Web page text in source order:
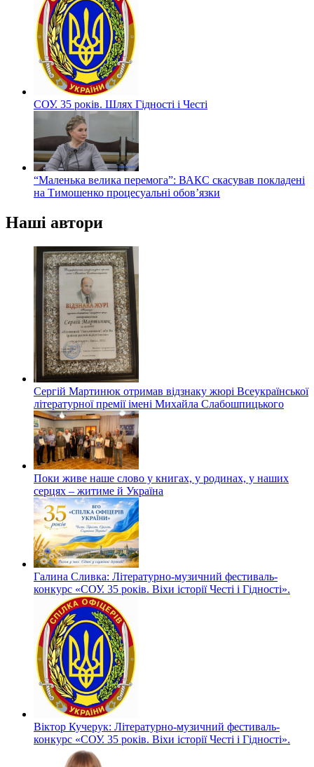
СОУ. 35 років. Шлях Гідності і Честі
“Маленька велика перемога”: ВАКС скасував покладені
на Тимошенко процесуальні обов’язки
Наші автори
Сергій Мартинюк отримав відзнаку жюрі Всеукраїнської
літературної премії імені Михайла Слабошпицького
Поки живе наше слово у книгах, у родинах, у наших
серцях – житиме й Україна
Галина Сливка: Літературно-музичний фестиваль-
конкурс «СОУ. 35 років. Віхи історії Честі і Гідності».
Віктор Кучерук: Літературно-музичний фестиваль-
конкурс «СОУ. 35 років. Віхи історії Честі і Гідності».